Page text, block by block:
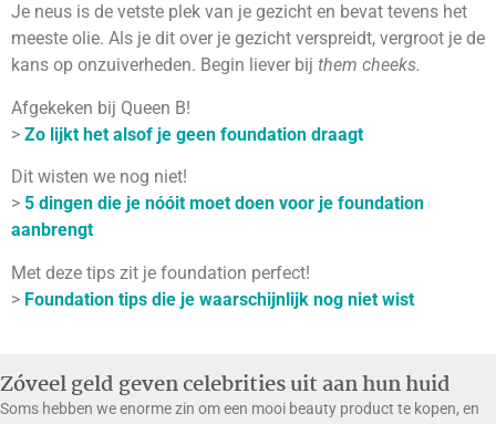
Je neus is de vetste plek van je gezicht en bevat tevens het
meeste olie. Als je dit over je gezicht verspreidt, vergroot je de
kans op onzuiverheden. Begin liever bij them cheeks.
Afgekeken bij Queen B!
> Zo lijkt het alsof je geen foundation draagt
Dit wisten we nog niet!
> 5 dingen die je nóóit moet doen voor je foundation
aanbrengt
Met deze tips zit je foundation perfect!
> Foundation tips die je waarschijnlijk nog niet wist
Zóveel geld geven celebrities uit aan hun huid
Soms hebben we enorme zin om een mooi beauty product te kopen, en